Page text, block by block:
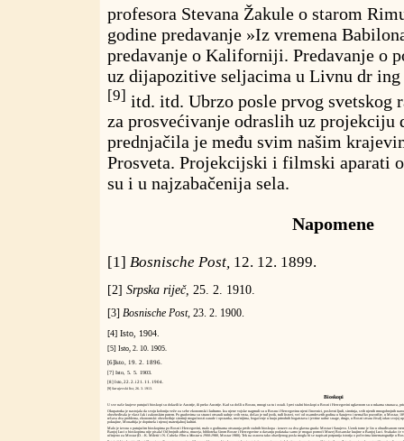
profesora Stevana Žakule o starom
godine predavanje »Iz vremena
predavanje o Kaliforniji. Predavanje o
uz dijapozitive seljacima u Livnu dr ing
[9] itd. itd. Ubrzo posle prvog svetskog
za prosvećivanje odraslih uz projekciju
prednjačila je među svim našim
Prosveta. Projekcijski i filmski aparati
su i u najzabačenija sela.
Napomene
[1] Bosnische Post, 12. 12. 1899.
[2] Srpska riječ, 25. 2. 1910.
[3] Bosnische Post, 23. 2. 1900.
[4] Isto, 1904.
[5] Isto, 2. 10. 1905.
[6]Isto, 19. 2. 1896.
[7] Isto, 5. 5. 1903.
[8] Isto, 22. 2. i 21. 11. 1904.
[9] Sarajevski list, 26. 3. 1913.
Bioskopi
U sve naše krajeve putujući bioskopi su dolazili iz Austrije, ili preko Austrije. Kad su došli u Bosnu, mnogi su tu i ostali. I prvi stalni bioskopi u Bosni i Hercegovini uglavnom su u rukama stranaca,
Okupatorka je nastojala da svoju koloniju veže za sebe ekonomski i kulturno. Iza njene vojske nagrnuli su u Bosnu i Hercegovinu njeni činovnici, poslovni ljudi, sirotinja, svih njenih mnogobrojnih
obezbeđivala je vlast čak i zakonskim putem. Po gradovima su stranci otvarali radnje svih vrsta, došao je tuđ jezik, tuđi listovi, već od osamdesetih godina u Sarajevo i nemačko pozorište, u Mostar,
rešava dva problema, ekonomski: obezbeđuje sirotinji mogućnosti zarade i opstanka, moćnijima, bogaćenje u kraju prirodnih bogatstava i jevtine radne snage, drugo, u Bosni stvara živalj odan
pokrajine, Monarhija je doprinela i njenoj materijalnoj kulturi.
Malo je izvora o putujućim bioskopima po Bosni i Hercegovini, malo o godinama otvaranja prvih stalnih bioskopa - izuzev za dva glavna grada: Mostar i Sarajevo. Uzrok tome je što u obrađivanom
Banjoj Luci o bioskopima nije pisala! Od brojnih arhiva, muzeja, biblioteka širom Bosne i Hercegovine u davanju podataka samo je mogao pomoći Muzej Bosanske krajine u Banjoj Luci. Svakako će
učinjeno za Mostar (D. - K. Miletić i N. Ćubela: Film u Mostaru 1900-1980, Mostar 1980). Tek na osnovu tako obavljenog posla mogla bi se napisati potpunija istorija o počecima kinematografije u